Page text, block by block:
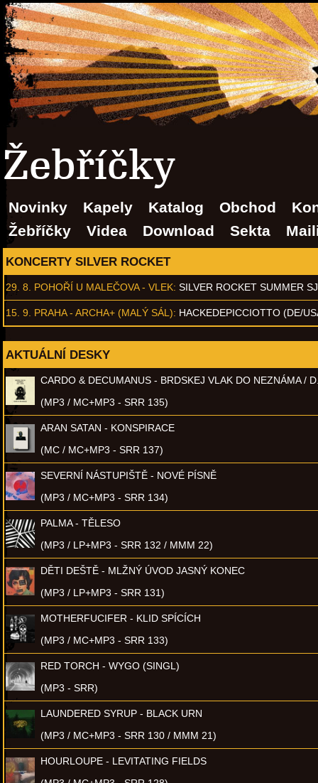
Žebříčky
Novinky Kapely Katalog Obchod
Žebříčky
Videa Download Sekta
KONCERTY SILVER ROCKET
29. 8. POHOŘÍ U MALEČOVA - VLEK: SILVER ROCKET SUMMER
15. 9. PRAHA - ARCHA+ (MALÝ SÁL): HACKEDEPICCIOTTO (DE/
AKTUÁLNÍ DESKY
CARDO & DECUMANUS - BRDSKEJ VLAK DO NEZNÁMA /
(MP3 / MC+MP3 - SRR 135)
ARAN SATAN - KONSPIRACE
(MC / MC+MP3 - SRR 137)
SEVERNÍ NÁSTUPIŠTĚ - NOVÉ PÍSNĚ
(MP3 / MC+MP3 - SRR 134)
PALMA - TĚLESO
(MP3 / LP+MP3 - SRR 132 / MMM 22)
DĚTI DEŠTĚ - MLŽNÝ ÚVOD JASNÝ KONEC
(MP3 / LP+MP3 - SRR 131)
MOTHERFUCIFER - KLID SPÍCÍCH
(MP3 / MC+MP3 - SRR 133)
RED TORCH - WYGO (SINGL)
(MP3 - SRR)
LAUNDERED SYRUP - BLACK URN
(MP3 / MC+MP3 - SRR 130 / MMM 21)
HOURLOUPE - LEVITATING FIELDS